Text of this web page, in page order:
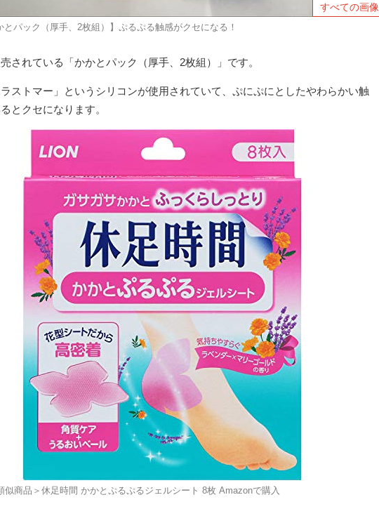
すべての画像
とパック（厚手、2枚組）】ぷるぷる触感がクセになる！
されている「かかとパック（厚手、2枚組）」です。
ラストマー」というシリコンが使用されていて、ぷにぷにとしたやわらかい触
とクセになります。
似商品＞休足時間 かかとぷるぷるジェルシート 8枚 Amazonで購入